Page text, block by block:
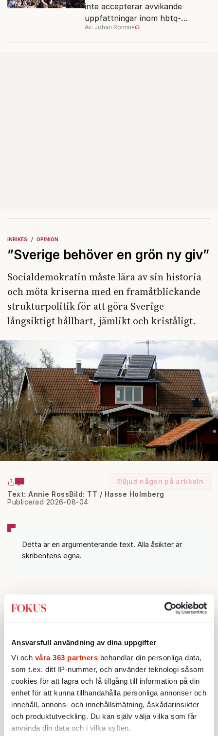
Ansvarsfull användning av dina uppgifter
Vi och våra 363 partners behandlar din personliga data,
som t.ex. ditt IP-nummer, och använder teknologi såsom
cookies för att lagra och få tillgång till information på din
enhet för att kunna tillhandahålla personliga annonser och
innehåll, annons- och innehållsmätning, åskådarinsikter
och produktutveckling. Du kan själv välja vilka som får
använda din data och i vilka syften.
inte accepterar avvikande
uppfattningar inom hbtq-
rörelsen. "Vi har inga problem
Av: Johan Romin•
INRIKES OPINION
”Sverige behöver en grön ny giv”
Socialdemokratin måste lära av sin historia
och möta kriserna med en framåtblickande
strukturpolitik för att göra Sverige
långsiktigt hållbart, jämlikt och kriståligt.
Bjud någon på artikeln
Text: Annie Ross
Publicerad 2026-08-04
Bild: TT / Hasse Holmberg
Detta är en argumenterande text. Alla åsikter är
skribentens egna.
D et brukar heta att historien inte
upprepar sig, den rimmar. I dag ekar världen
av 70-talets djupa oljekriser. Sedan några år
har kriserna börjat hopa sig och världen
genomgår nu den svåraste energikrisen på ett
halvsekel. Forskarna talar om polykriser för